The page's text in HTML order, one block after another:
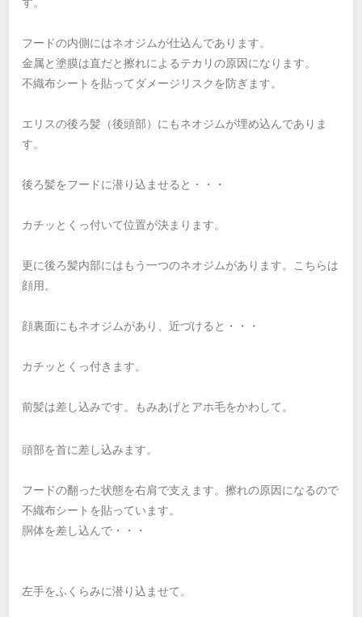
フードの内側にはネオジムが仕込んであります。
金属と塗膜は直だと擦れによるテカリの原因になります。
不織布シートを貼ってダメージリスクを防ぎます。
エリスの後ろ髪（後頭部）にもネオジムが埋め込んでありま
す。
後ろ髪をフードに潜り込ませると・・・
カチッとくっ付いて位置が決まります。
更に後ろ髪内部にはもう一つのネオジムがあります。こちらは
顔用。
顔裏面にもネオジムがあり、近づけると・・・
カチッとくっ付きます。
前髪は差し込みです。もみあげとアホ毛をかわして。
頭部を首に差し込みます。
フードの翻った状態を右肩で支えます。擦れの原因になるので
不織布シートを貼っています。
胴体を差し込んで・・・
左手をふくらみに潜り込ませて。